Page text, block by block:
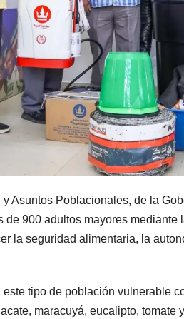
Asuntos Poblacionales, de la
de 900 adultos mayores mediante
la seguridad alimentaria, la
tipo de población vulnerable
maracuyá, eucalipto,